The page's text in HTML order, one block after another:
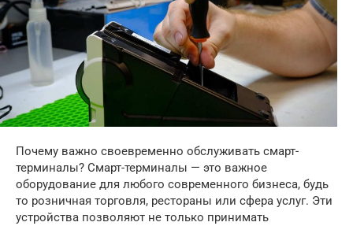
Почему важно своевременно обслуживать смарт-
терминалы? Смарт-терминалы — это важное
оборудование для любого современного бизнеса, будь
то розничная торговля, рестораны или сфера услуг. Эти
устройства позволяют не только принимать